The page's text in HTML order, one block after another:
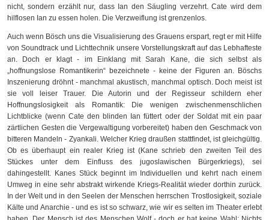
nicht, sondern erzählt nur, dass Ian den Säugling verzehrt. Cate wird dem
hilflosen Ian zu essen holen. Die Verzweiflung ist grenzenlos.
Auch wenn Bösch uns die Visualisierung des Grauens erspart, regt er mit Hilfe
von Soundtrack und Lichttechnik unsere Vorstellungskraft auf das Lebhafteste
an. Doch er klagt - im Einklang mit Sarah Kane, die sich selbst als
„hoffnungslose Romantikerin“ bezeichnete - keine der Figuren an. Böschs
Inszenierung dröhnt - manchmal akustisch, manchmal optisch. Doch meist ist
sie voll leiser Trauer. Die Autorin und der Regisseur schildern eher
Hoffnungslosigkeit als Romantik: Die wenigen zwischenmenschlichen
Lichtblicke (wenn Cate den blinden Ian füttert oder der Soldat mit ein paar
zärtlichen Gesten die Vergewaltigung vorbereitet) haben den Geschmack von
bitteren Mandeln - Zyankali. Welcher Krieg draußen stattfindet, ist gleichgültig.
Ob es überhaupt ein realer Krieg ist (Kane schrieb den zweiten Teil des
Stückes unter dem Einfluss des jugoslawischen Bürgerkriegs), sei
dahingestellt. Kanes Stück beginnt im Individuellen und kehrt nach einem
Umweg in eine sehr abstrakt wirkende Kriegs-Realität wieder dorthin zurück.
In der Welt und in den Seelen der Menschen herrschen Trostlosigkeit, soziale
Kälte und Anarchie - und es ist so schwarz, wie wir es selten im Theater erlebt